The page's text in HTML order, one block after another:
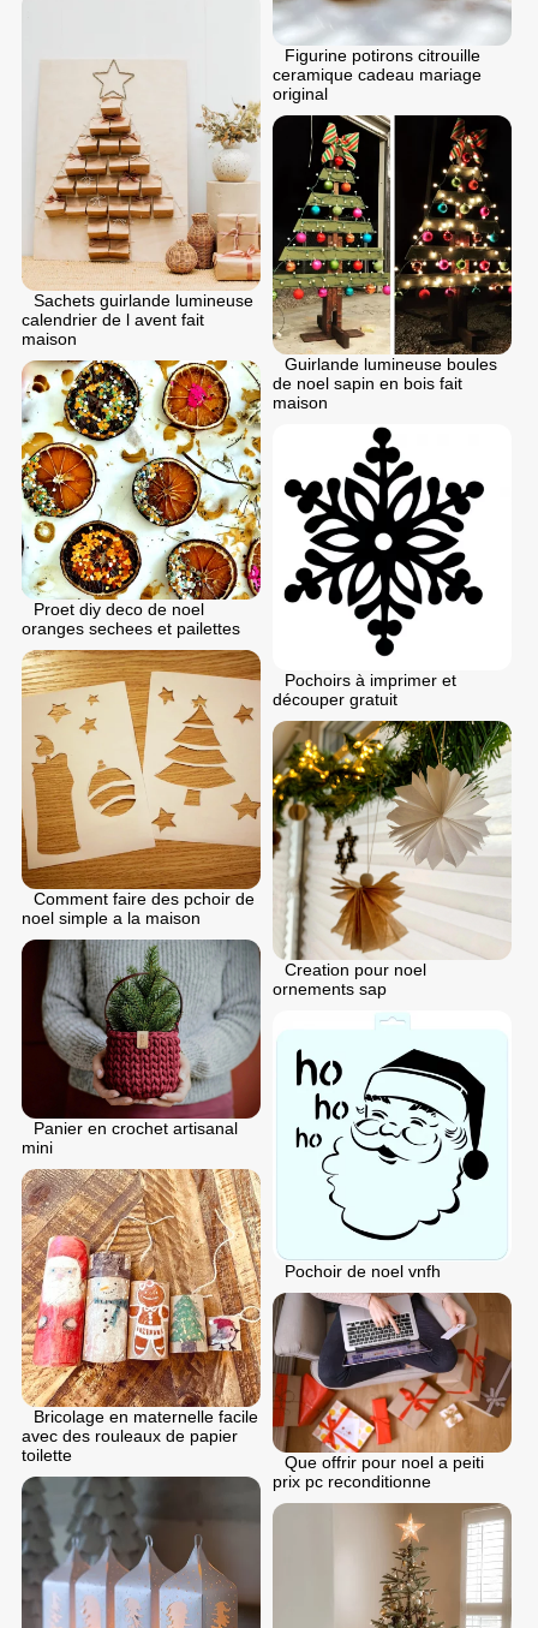
Figurine potirons citrouille
ceramique cadeau mariage
original
Sachets guirlande lumineuse
calendrier de l avent fait
maison
Guirlande lumineuse boules
de noel sapin en bois fait
maison
Proet diy deco de noel
oranges sechees et pailettes
Pochoirs à imprimer et
découper gratuit
Comment faire des pchoir de
noel simple a la maison
Creation pour noel
ornements sap
Panier en crochet artisanal
mini
Pochoir de noel vnfh
Bricolage en maternelle facile
avec des rouleaux de papier
toilette
Que offrir pour noel a peiti
prix pc reconditionne